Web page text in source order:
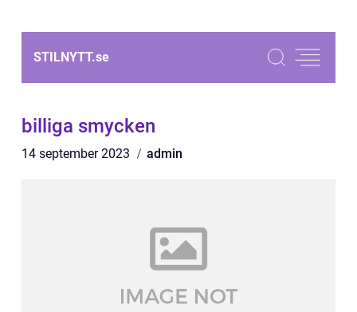
STILNYTT.se
billiga smycken
14 september 2023 admin